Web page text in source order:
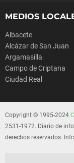
MEDIOS
Albacete
Alcázar de San Juan
Argamasilla
Campo de Criptana
Ciudad Real
Copyright © 1995-2024
2531-1972. Diario de
derechos reservados.